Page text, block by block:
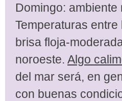
Domingo: ambiente
Temperaturas entre
brisa floja-
noroeste. Algo
del mar será, en
con buenas